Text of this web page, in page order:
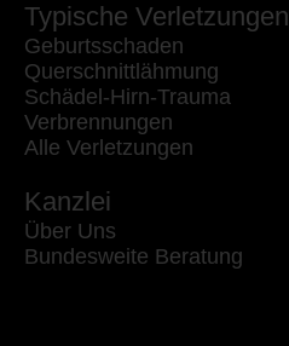
Typische Verletzungen
Geburtsschaden
Querschnittlähmung
Schädel-Hirn-Trauma
Verbrennungen
Alle Verletzungen
Kanzlei
Über Uns
Bundesweite Beratung